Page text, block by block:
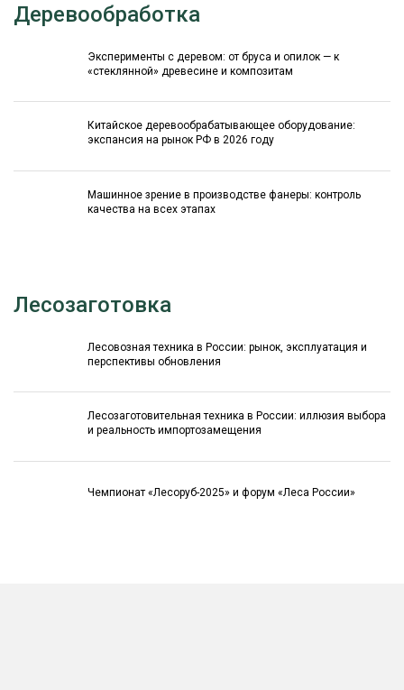
Деревообработка
Эксперименты с деревом: от бруса и опилок — к
«стеклянной» древесине и композитам
Китайское деревообрабатывающее оборудование:
экспансия на рынок РФ в 2026 году
Машинное зрение в производстве фанеры: контроль
качества на всех этапах
Лесозаготовка
Лесовозная техника в России: рынок, эксплуатация и
перспективы обновления
Лесозаготовительная техника в России: иллюзия выбора
и реальность импортозамещения
Чемпионат «Лесоруб-2025» и форум «Леса России»